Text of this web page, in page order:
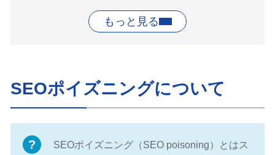
SEOポイズニングについて
SEOポイズニング（SEO poisoning）とはス